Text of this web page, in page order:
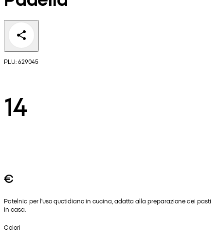
PLU: 629045
14
€
Patelnia per l'uso quotidiano in cucina, adatta alla preparazione dei pasti
in casa.
Colori